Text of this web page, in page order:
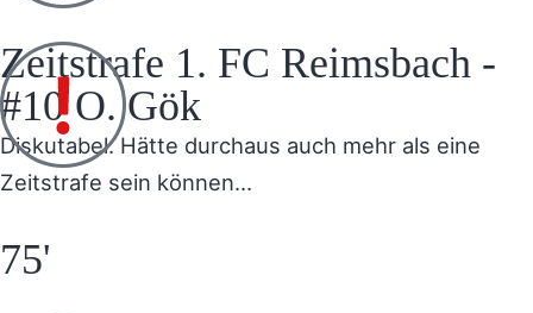
Zeitstrafe 1. FC Reimsbach -
#10 O. Gök
Diskutabel. Hätte durchaus auch mehr als eine
Zeitstrafe sein können…
75'